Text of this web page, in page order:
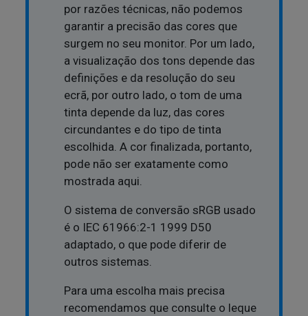
por razões técnicas, não podemos
garantir a precisão das cores que
surgem no seu monitor. Por um lado,
a visualização dos tons depende das
definições e da resolução do seu
ecrã, por outro lado, o tom de uma
tinta depende da luz, das cores
circundantes e do tipo de tinta
escolhida. A cor finalizada, portanto,
pode não ser exatamente como
mostrada aqui.
O sistema de conversão sRGB usado
é o IEC 61966:2-1 1999 D50
adaptado, o que pode diferir de
outros sistemas.
Para uma escolha mais precisa
recomendamos que consulte o leque